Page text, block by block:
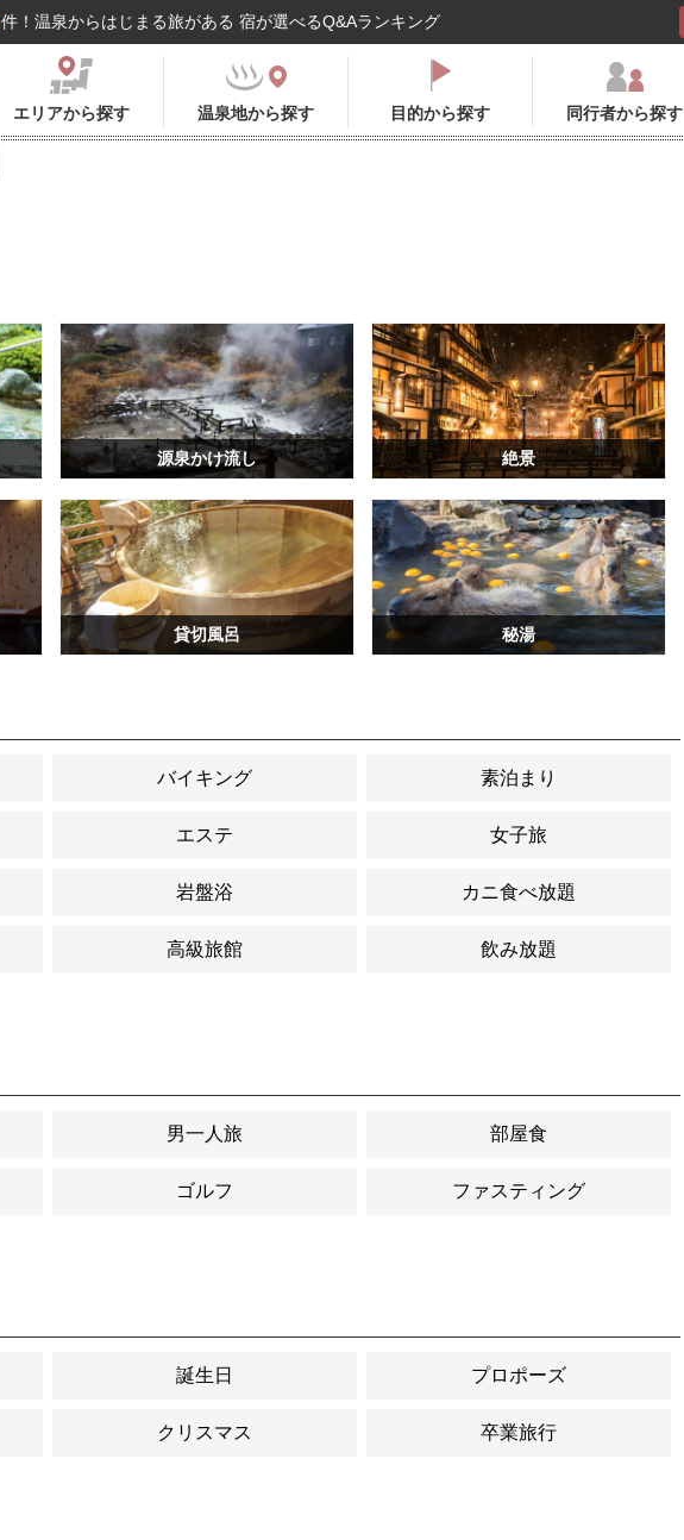
件！温泉からはじまる旅がある 宿が選べるQ&Aランキング
エリアから探す 温泉地から探す 目的から探す 同行者から探す
源泉かけ流し 絶景
貸切風呂 秘湯
バイキング 素泊まり
エステ 女子旅
岩盤浴 カニ食べ放題
高級旅館 飲み放題
男一人旅 部屋食
ゴルフ ファスティング
誕生日 プロポーズ
クリスマス 卒業旅行